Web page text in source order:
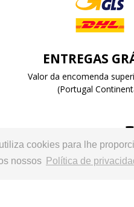
cookies para lhe
nossos Política de
ENTREGAS
Valor da encomenda
(Portugal
oficial: